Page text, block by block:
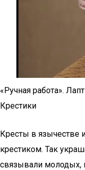
«Ручная работа».
Крестики
Кресты в язычестве
крестиком. Так
связывали молодых,